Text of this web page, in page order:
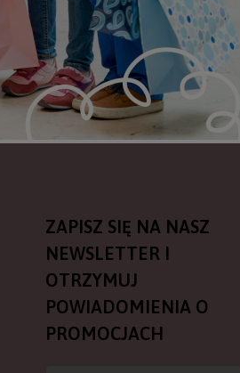
ZAPISZ SIĘ NA NASZ
NEWSLETTER I
OTRZYMUJ
POWIADOMIENIA O
PROMOCJACH